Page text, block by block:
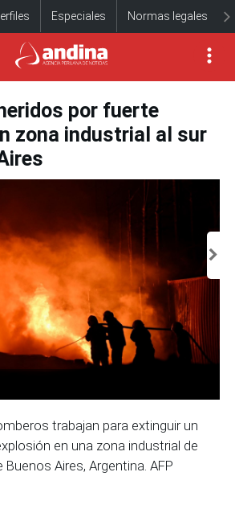
Especiales Normas legales
por fuerte
zona industrial al sur
trabajan para extinguir un
en una zona industrial de
Buenos Aires, Argentina. AFP